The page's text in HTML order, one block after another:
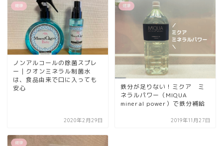
健康
ノンアルコールの除菌スプレ
ー｜クオンミネラル制菌水
は、食品由来で口に入っても
安心
2020年2月29日
健康
鉄分が足りない！ミクア ミ
ネラルパワー（MIQUA
mineral power）で鉄分補給
2019年11月27日
健康